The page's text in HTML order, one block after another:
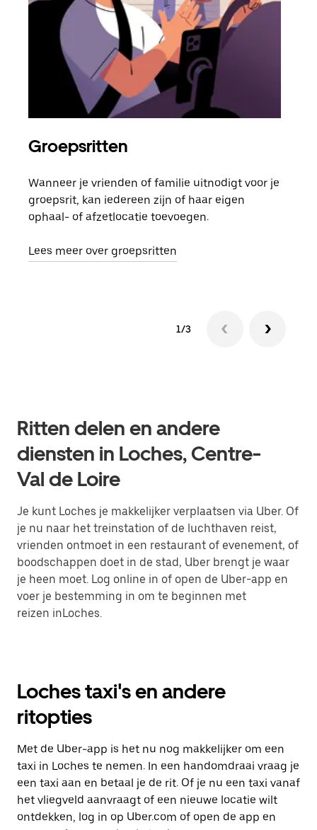
Groepsritten
Wanneer je vrienden of familie uitnodigt voor je
groepsrit, kan iedereen zijn of haar eigen
ophaal- of afzetlocatie toevoegen.
Lees meer over groepsritten
1/3
Ritten delen en andere
diensten in Loches, Centre-
Val de Loire
Je kunt Loches je makkelijker verplaatsen via Uber. Of
je nu naar het treinstation of de luchthaven reist,
vrienden ontmoet in een restaurant of evenement, of
boodschappen doet in de stad, Uber brengt je waar
je heen moet. Log online in of open de Uber-app en
voer je bestemming in om te beginnen met
reizen inLoches.
Loches taxi's en andere
ritopties
Met de Uber-app is het nu nog makkelijker om een
taxi in Loches te nemen. In een handomdraai vraag je
een taxi aan en betaal je de rit. Of je nu een taxi vanaf
het vliegveld aanvraagt of een nieuwe locatie wilt
ontdekken, log in op Uber.com of open de app en